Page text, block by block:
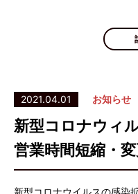
2021.04.01 お知らせ
新型コロナウィ
営業時間短縮・
新型コロナウイルスの感染